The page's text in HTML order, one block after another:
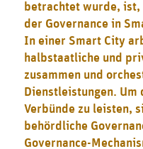
betrachtet wurde, ist,
der Governance in
In einer Smart City
halbstaatliche und
zusammen und
Dienstleistungen. Um
Verbünde zu leisten,
behördliche
Governance-